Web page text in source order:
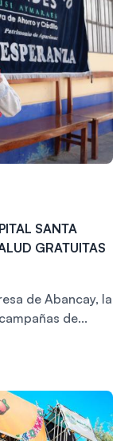
SANTA
GRATUITAS
de Abancay, la
de...